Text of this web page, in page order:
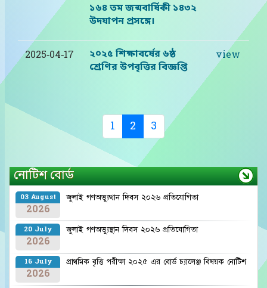
১৬৪ তম জন্মবার্ষিকী ১৪৩২
উদযাপন প্রসঙ্গে।
2025-04-17
২০২৫ শিক্ষাবর্ষের ৬ষ্ঠ
শ্রেণির উপবৃত্তির বিজ্ঞপ্তি
view
1 2 (current)
3
নোটিশ বোর্ড
03 August
2026
জুলাই গণঅভ্যুত্থান দিবস ২০২৬ প্রতিযোগিতা
20 July
2026
জুলাই গণঅভ্যুস্থান দিবস ২০২৬ প্রতিযোগিতা
16 July
2026
প্রাথমিক বৃত্তি পরীক্ষা ২০২৫ এর বোর্ড চ্যালেঞ্জ বিষয়ক নোটিশ